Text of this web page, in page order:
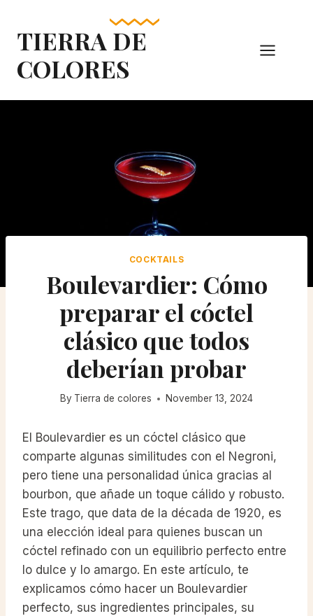
content
TIERRA DE
COLORES
COCKTAILS
Boulevardier: Cómo
preparar el cóctel
clásico que todos
deberían probar
By Tierra de colores November 13, 2024
El Boulevardier es un cóctel clásico que
comparte algunas similitudes con el Negroni,
pero tiene una personalidad única gracias al
bourbon, que añade un toque cálido y robusto.
Este trago, que data de la década de 1920, es
una elección ideal para quienes buscan un
cóctel refinado con un equilibrio perfecto entre
lo dulce y lo amargo. En este artículo, te
explicamos cómo hacer un Boulevardier
perfecto, sus ingredientes principales, su